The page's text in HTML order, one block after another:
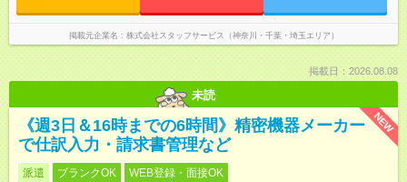
掲載元企業名 株式会社スタッフサービス（神奈川・千葉・埼玉エリア）
掲載日：2026.08.08
未読
NEW
《週3日＆16時までの6時間》精密機器メーカー
で仕訳入力・請求書管理など
派遣 ブランクOK WEB登録・面接OK